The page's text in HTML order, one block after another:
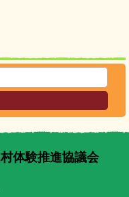
体験推進協議会